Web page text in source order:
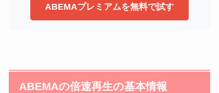
ABEMAプレミアムを無料で試す
ABEMAの倍速再生の基本情報